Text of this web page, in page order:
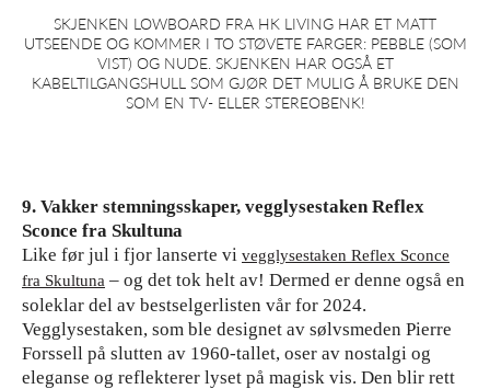
SKJENKEN LOWBOARD FRA HK LIVING HAR ET MATT
UTSEENDE OG KOMMER I TO STØVETE FARGER: PEBBLE (SOM
VIST) OG NUDE. SKJENKEN HAR OGSÅ ET
KABELTILGANGSHULL SOM GJØR DET MULIG Å BRUKE DEN
SOM EN TV- ELLER STEREOBENK!
9. Vakker stemningsskaper, vegglysestaken Reflex
Sconce fra Skultuna
Like før jul i fjor lanserte vi vegglysestaken Reflex Sconce
fra Skultuna – og det tok helt av! Dermed er denne også en
soleklar del av bestselgerlisten vår for 2024.
Vegglysestaken, som ble designet av sølvsmeden Pierre
Forssell på slutten av 1960-tallet, oser av nostalgi og
eleganse og reflekterer lyset på magisk vis. Den blir rett